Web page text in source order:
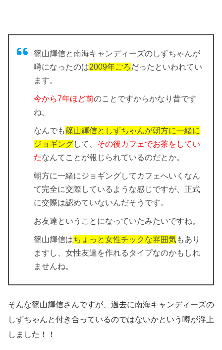
篠山輝信と南海キャンディーズのしずちゃんが
噂になったのは2009年ごろだったといわれてい
ます。
今から7年ほど前のことですからかなり昔です
ね。
なんでも篠山輝信としずちゃんが朝方に一緒に
ジョギングして、 その後カフェでお茶をしてい
たなんてことが報じられているのだとか。
朝方に一緒にジョギングしてカフェへいくなん
て完全に交際しているような感じですが、正式
に交際は認めていないんだそうです。
お友達ということになっていたみたいですね。
篠山輝信はちょっと女性チックな雰囲気もあり
ますし、女性友達を作れるタイプなのかもしれ
ませんね。
そんな篠山輝信さんですが、過去に南海キャンディーズの
しずちゃんと付き合っているのではないかという噂が浮上
しました！！